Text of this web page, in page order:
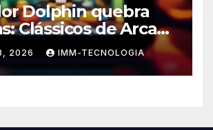
Dolphin quebra
Clássicos de Arcade
agora no seu PC e
2026 IMM-TECNOLOGIA